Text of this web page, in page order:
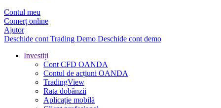
Contul meu
Comerț online
Ajutor
Deschide cont Trading Demo Deschide cont demo
Investiți
Cont CFD OANDA
Contul de acțiuni OANDA
TradingView
Rata dobânzii
Aplicație mobilă